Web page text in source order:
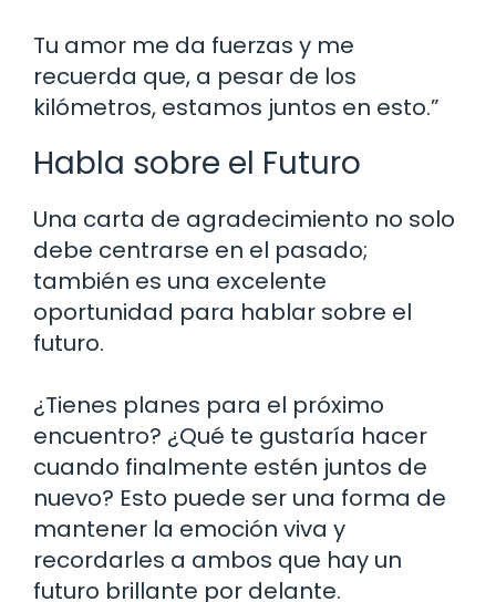
Tu amor me da fuerzas y me
recuerda que, a pesar de los
kilómetros, estamos juntos en esto.”
Habla sobre el Futuro
Una carta de agradecimiento no solo
debe centrarse en el pasado;
también es una excelente
oportunidad para hablar sobre el
futuro.
¿Tienes planes para el próximo
encuentro? ¿Qué te gustaría hacer
cuando finalmente estén juntos de
nuevo? Esto puede ser una forma de
mantener la emoción viva y
recordarles a ambos que hay un
futuro brillante por delante.